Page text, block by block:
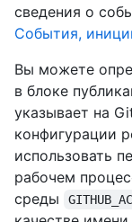
сведения о
События,
Вы можете
в блоке
указывает на
конфигурации
использовать
рабочем
среды